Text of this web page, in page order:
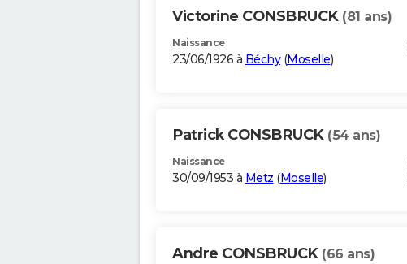
Victorine CONSBRUCK (81 ans)
Naissance
23/06/1926 à Béchy(Moselle)
Patrick CONSBRUCK (54 ans)
Naissance
30/09/1953 à Metz (Moselle)
Andre CONSBRUCK (66 ans)